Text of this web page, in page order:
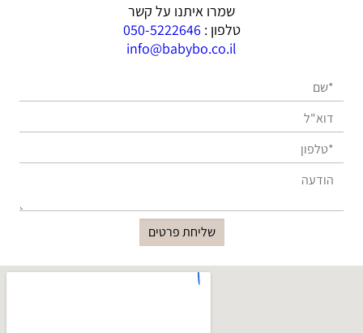
שמרו איתנו על קשר
טלפון :050-5222646
info@babybo.co.il